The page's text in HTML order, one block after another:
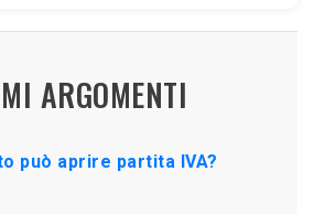
ARGOMENTI
può aprire partita IVA?